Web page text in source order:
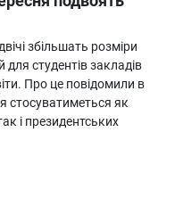
збільшать розміри
для студентів закладів
Про це повідомили в
стосуватиметься як
і президентських